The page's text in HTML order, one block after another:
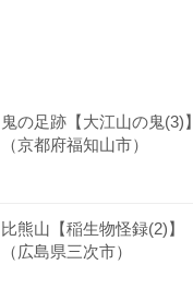
鬼の足跡【大江山の鬼(3)】
（京都府福知山市）
比熊山【稲生物怪録(2)】
（広島県三次市）